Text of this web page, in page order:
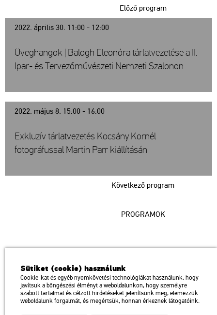
2022. április 30. 11:00 - 12:00
Előző program
Üveghangok | Balogh Eleonóra tárlatvezetése a II.
Ipar- és Tervezőművészeti Nemzeti Szalonon
2022. május 8. 15:00 - 16:00
Következő program
Exkluzív tárlatvezetés Kocsány Kornél
fotográfussal Martin Parr kiállításán
PROGRAMOK
a Magyar Művészeti Akadémia intézménye
1146 Budapest, Dózsa György út 37.
Megközelíthető: Millenniumi Földalatti Vasút – Hősök tere megálló
Trolibusz: 75, 79 / Autóbusz: 20, 30, 105
térkép
Sütiket (cookie) használunk
Cookie-kat és egyéb nyomkövetési technológiákat használunk, hogy
javítsuk a böngészési élményt a weboldalunkon, hogy személyre
szabott tartalmat és célzott hirdetéseket jelenítsünk meg, elemezzük
weboldalunk forgalmát, és megértsük, honnan érkeznek látogatóink.